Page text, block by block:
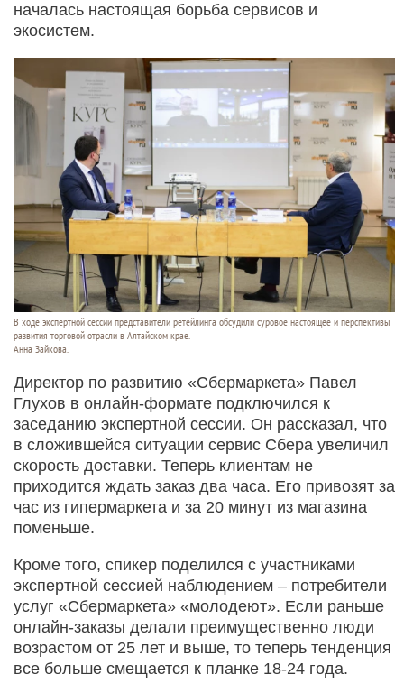
началась настоящая борьба сервисов и
экосистем.
В ходе экспертной сессии представители ретейлинга обсудили суровое настоящее и перспективы
развития торговой отрасли в Алтайском крае.
Анна Зайкова.
Директор по развитию «Сбермаркета» Павел
Глухов в онлайн-формате подключился к
заседанию экспертной сессии. Он рассказал, что
в сложившейся ситуации сервис Сбера увеличил
скорость доставки. Теперь клиентам не
приходится ждать заказ два часа. Его привозят за
час из гипермаркета и за 20 минут из магазина
поменьше.
Кроме того, спикер поделился с участниками
экспертной сессией наблюдением – потребители
услуг «Сбермаркета» «молодеют». Если раньше
онлайн-заказы делали преимущественно люди
возрастом от 25 лет и выше, то теперь тенденция
все больше смещается к планке 18-24 года.